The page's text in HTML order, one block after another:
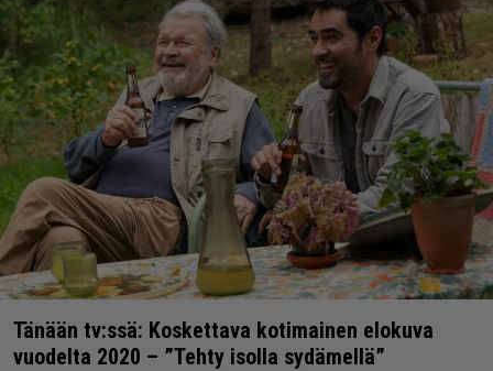
Tänään tv:ssä: Koskettava kotimainen elokuva
vuodelta 2020 – ”Tehty isolla sydämellä”